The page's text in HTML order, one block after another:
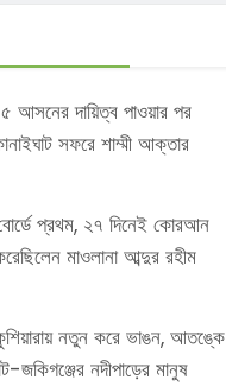
আসনের দায়িত্ব পাওয়ার পর
সফরে শাম্মী আক্তার
প্রথম, ২৭ দিনেই কোরআন
মাওলানা আব্দুর রহীম
নতুন করে ভাঙন, আতঙ্কে
জকিগঞ্জের নদীপাড়ের মানুষ